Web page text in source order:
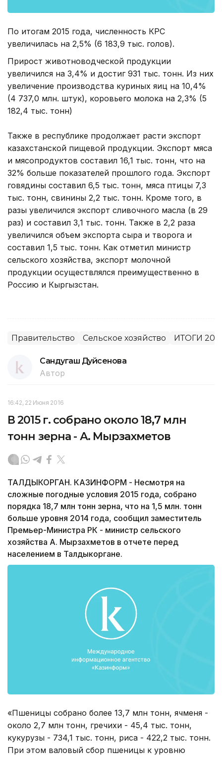
По итогам 2015 года, численность КРС
увеличилась на 2,5% (6 183,9 тыс. голов).
Прирост животноводческой продукции
увеличился на 3,4% и достиг 931 тыс. тонн. Из них
увеличение производства куриных яиц на 10,4%
(4 737,0 млн. штук), коровьего молока на 2,3% (5
182,4 тыс. тонн)
Также в республике продолжает расти экспорт
казахстанской пищевой продукции. Экспорт мяса
и мясопродуктов составил 16,1 тыс. тонн, что на
32% больше показателей прошлого года. Экспорт
говядины составил 6,5 тыс. тонн, мяса птицы 7,3
тыс. тонн, свинины 2,2 тыс. тонн. Кроме того, в
разы увеличился экспорт сливочного масла (в 29
раз) и составил 3,1 тыс. тонн. Также в 2,2 раза
увеличился объем экспорта сыра и творога и
составил 1,5 тыс. тонн. Как отметил министр
сельского хозяйства, экспорт молочной
продукции осуществлялся преимущественно в
Россию и Кыргызстан.
Правительство Сельское хозяйство ИТОГИ 2015
Сандугаш Дуйсенова
Автор
16:42, 22 Июня 2016
В 2015 г. собрано около 18,7 млн
тонн зерна - А. Мырзахметов
ТАЛДЫКОРГАН. КАЗИНФОРМ - Несмотря на
сложные погодные условия 2015 года, собрано
порядка 18,7 млн тонн зерна, что на 1,5 млн. тонн
больше уровня 2014 года, сообщил заместитель
Премьер-Министра РК - министр сельского
хозяйства А. Мырзахметов в отчете перед
населением в Талдыкоргане.
«Пшеницы собрано более 13,7 млн тонн, ячменя -
около 2,7 млн тонн, гречихи - 45,4 тыс. тонн,
кукурузы - 734,1 тыс. тонн, риса - 422,2 тыс. тонн.
При этом валовый сбор пшеницы к уровню